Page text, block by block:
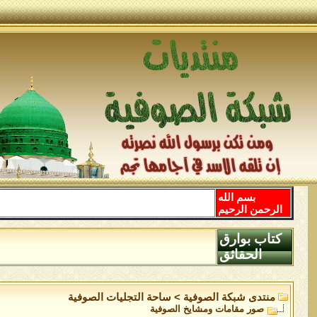
بسم الله
الرحمن الرحيم
كتاب بوارق
الحقائق
منتدى شبكة الصوفية > ساحة التجليات الصوفية
صور مقامات ومشايخ الصوفية